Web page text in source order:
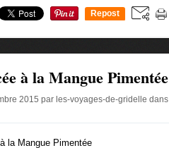
Repost
à la Mangue Pimentée
2015 par les-voyages-de-gridelle dans